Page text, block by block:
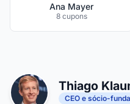
Ana Mayer
8 cupons
Thiago
CEO e sócio-